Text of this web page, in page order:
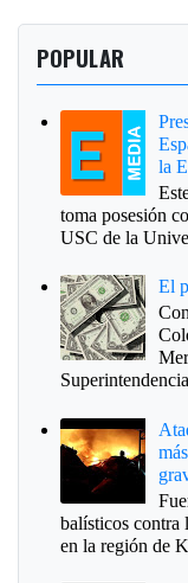
POPULAR
la
toma posesión
USC de la
El
balísticos contra
en la región de